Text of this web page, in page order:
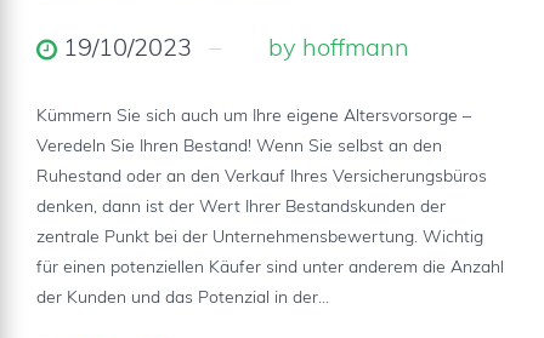
19/10/2023 by hoffmann
Kümmern Sie sich auch um Ihre eigene Altersvorsorge –
Veredeln Sie Ihren Bestand! Wenn Sie selbst an den
Ruhestand oder an den Verkauf Ihres Versicherungsbüros
denken, dann ist der Wert Ihrer Bestandskunden der
zentrale Punkt bei der Unternehmensbewertung. Wichtig
für einen potenziellen Käufer sind unter anderem die Anzahl
der Kunden und das Potenzial in der...